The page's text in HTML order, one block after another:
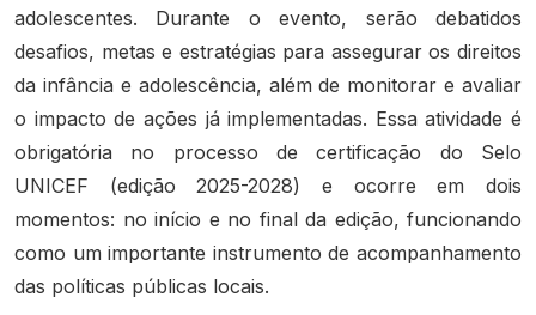
adolescentes. Durante o evento, serão debatidos
desafios, metas e estratégias para assegurar os direitos
da infância e adolescência, além de monitorar e avaliar
o impacto de ações já implementadas. Essa atividade é
obrigatória no processo de certificação do Selo
UNICEF (edição 2025-2028) e ocorre em dois
momentos: no início e no final da edição, funcionando
como um importante instrumento de acompanhamento
das políticas públicas locais.